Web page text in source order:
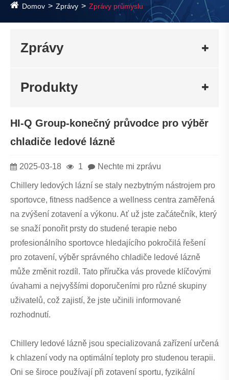
Domov Zprávy Zprávy průmyslu
Zprávy
Produkty
HI-Q Group-konečný průvodce pro výběr
chladiče ledové lázně
2025-03-18 1 Nechte mi zprávu
Chillery ledových lázní se staly nezbytným nástrojem pro
sportovce, fitness nadšence a wellness centra zaměřená
na zvýšení zotavení a výkonu. Ať už jste začátečník, který
se snaží ponořit prsty do studené terapie nebo
profesionálního sportovce hledajícího pokročilá řešení
pro zotavení, výběr správného chladiče ledové lázně
může změnit rozdíl. Tato příručka vás provede klíčovými
úvahami a nejvyššími doporučeními pro různé skupiny
uživatelů, což zajistí, že jste učinili informované
rozhodnutí.
Chillery ledové lázně jsou specializovaná zařízení určená
k chlazení vody na optimální teploty pro studenou terapii.
Oni se široce používají při zotavení sportu, fyzikální